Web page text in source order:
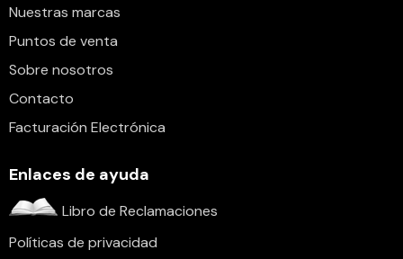
Nuestras marcas
Puntos de venta
Sobre nosotros
Contacto
Facturación Electrónica
Enlaces de ayuda
Libro de Reclamaciones
Políticas de privacidad